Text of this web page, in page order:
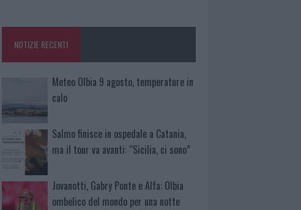
NOTIZIE RECENTI
Meteo Olbia 9 agosto, temperature in
calo
Salmo finisce in ospedale a Catania,
ma il tour va avanti: “Sicilia, ci sono”
Jovanotti, Gabry Ponte e Alfa: Olbia
ombelico del mondo per una notte